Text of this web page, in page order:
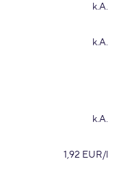
k.A.
k.A.
k.A.
1,92 EUR/l